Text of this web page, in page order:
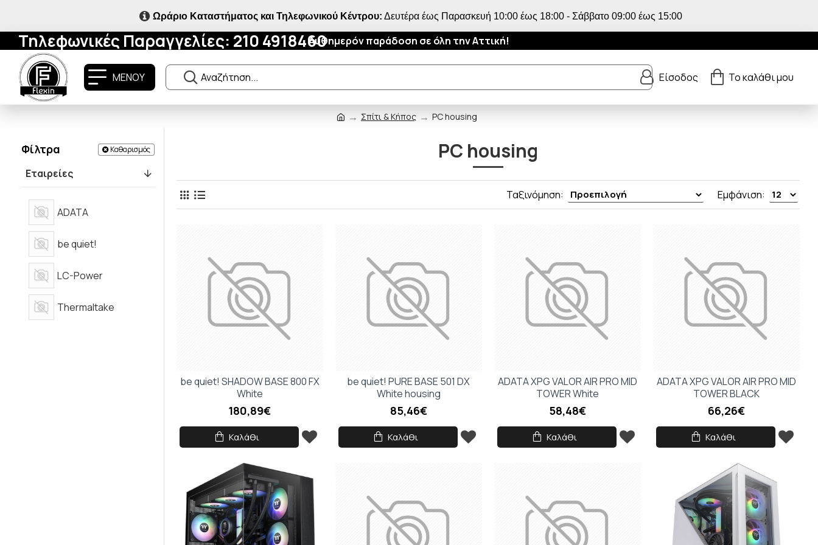
ΠΟΥ ΠΑΣ;
Ωράριο Καταστήματος και Τηλεφωνικού Κέντρου: Δευτέρα έως Παρασκευή 10:00 έως 18:00 - Σάββατο 09:00 έως 15:00
Τηλεφωνικές Παραγγελίες: 210 4918460Αυθημερόν παράδοση σε όλη την Αττική!
ΜΕΝΟΥ Είσοδος Το καλάθι μου
Σπίτι & Κήπος PC housing
Φίλτρα Καθαρισμός
Εταιρείες
ADATA
be quiet!
LC-Power
Thermaltake
PC housing
Ταξινόμηση: Εμφάνιση:
be quiet! SHADOW BASE 800 FX
White
180,89€
Καλάθι
be quiet! PURE BASE 501 DX
White housing
85,46€
Καλάθι
ADATA XPG VALOR AIR PRO MID
TOWER White
58,48€
Καλάθι
ADATA XPG VALOR AIR PRO MID
TOWER BLACK
66,26€
Καλάθι